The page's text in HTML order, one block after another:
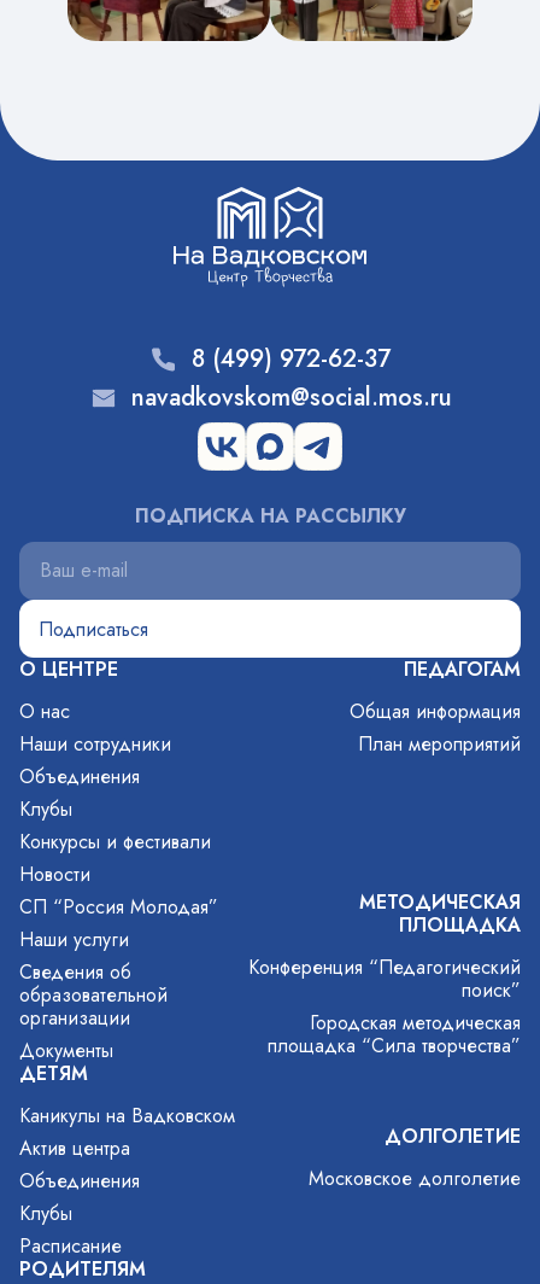
О ЦЕНТРЕ
О нас
Наши сотрудники
Объединения
Клубы
Конкурсы и фестивали
Новости
СП “Россия Молодая”
Наши услуги
Сведения об
образовательной
организации
Документы
ДЕТЯМ
Каникулы на Вадковском
Актив центра
Объединения
Клубы
Расписание
РОДИТЕЛЯМ
ПЕДАГОГАМ
Общая информация
План мероприятий
МЕТОДИЧЕСКАЯ
ПЛОЩАДКА
Конференция “Педагогический
поиск”
Городская методическая
площадка “Сила творчества”
ДОЛГОЛЕТИЕ
Московское долголетие
8 (499) 972-62-37
navadkovskom@social.mos.ru
ПОДПИСКА НА РАССЫЛКУ